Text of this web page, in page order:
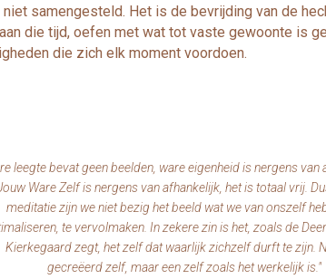
niet samengesteld. Het is de bevrijding van de
die tijd, oefen met wat tot vaste gewoonte is
die zich elk moment voordoen.
leegte bevat geen beelden, ware eigenheid is nergens van
Ware Zelf is nergens van afhankelijk, het is totaal vrij.
meditatie zijn we niet bezig het beeld wat we van onszelf
te vervolmaken. In zekere zin is het, zoals de
Kierkegaard zegt, het zelf dat waarlijk zichzelf durft te zijn.
gecreëerd zelf, maar een zelf zoals het werkelijk is."